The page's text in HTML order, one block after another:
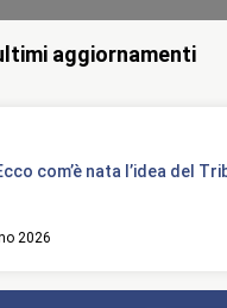
aggiornamenti
com’è nata l’idea del
2026